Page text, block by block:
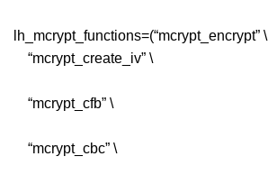
lh_mcrypt_functions=(“mcrypt_encrypt” \
“mcrypt_create_iv” \
“mcrypt_cfb” \
“mcrypt_cbc” \